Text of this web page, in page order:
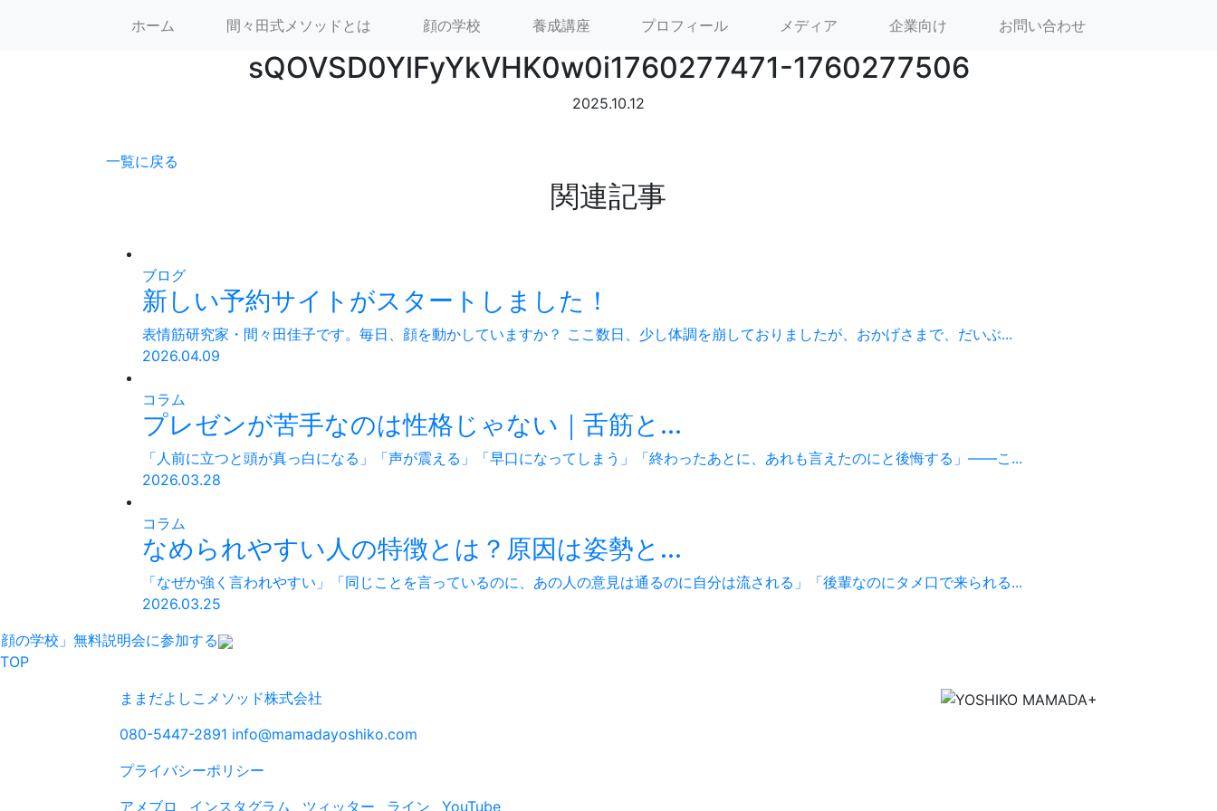
間々田 佳子
ホーム 間々田式メソッドとは 顔の学校 養成講座 プロフィール メディア 企業向け お問い合わせ
sQOVSD0YlFyYkVHK0w0i1760277471-1760277506
2025.10.12
一覧に戻る
関連記事
ブログ
新しい予約サイトがスタートしました！
表情筋研究家・間々田佳子です。毎日、顔を動かしていますか？ ここ数日、少し体調を崩しておりましたが、おかげさまで、だいぶ...
2026.04.09
コラム
プレゼンが苦手なのは性格じゃない｜舌筋と...
「人前に立つと頭が真っ白になる」「声が震える」「早口になってしまう」「終わったあとに、あれも言えたのにと後悔する」——こ...
2026.03.28
コラム
なめられやすい人の特徴とは？原因は姿勢と...
「なぜか強く言われやすい」「同じことを言っているのに、あの人の意見は通るのに自分は流される」「後輩なのにタメ口で来られる...
2026.03.25
の学校」無料説明会に参加する
TOP
ままだよしこメソッド株式会社
080-5447-2891 info@mamadayoshiko.com
プライバシーポリシー
アメブロ
インスタグラム ツィッター ライン YouTube